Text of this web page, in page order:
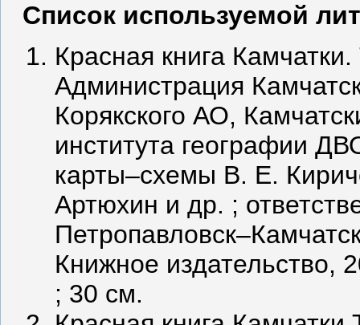
Список используемой
Красная книга
Администрация
Корякского АО,
института географии
карты‒схемы В. Е.
Артюхин и др. ;
Книжное издательство,
; 30 см.